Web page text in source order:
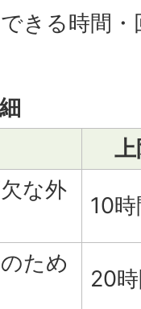
きる時間
な外
10
ため
20